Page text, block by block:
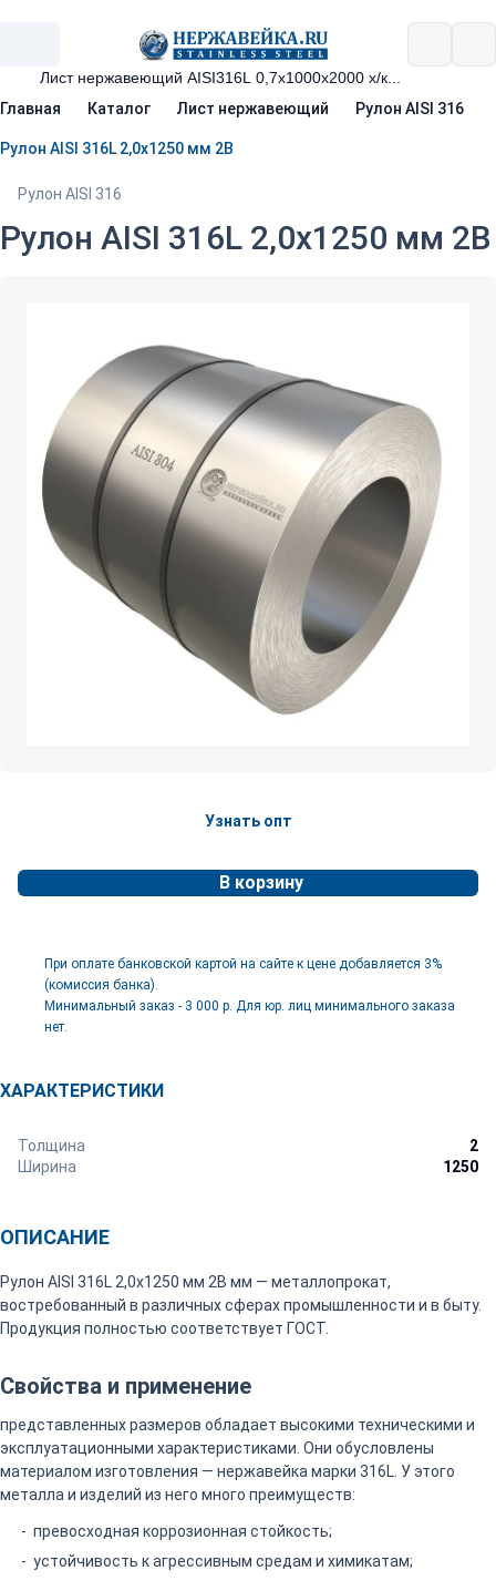
Главная Каталог Лист нержавеющий Рулон AISI 316
Рулон AISI 316L 2,0х1250 мм 2B
Рулон AISI 316
Рулон AISI 316L 2,0х1250 мм 2B
Узнать опт
В корзину
При оплате банковской картой на сайте к цене добавляется 3%
(комиссия банка).
Минимальный заказ - 3 000 р. Для юр. лиц минимального заказа
нет.
ХАРАКТЕРИСТИКИ
Толщина
2
Ширина
1250
ОПИСАНИЕ
Рулон AISI 316L 2,0х1250 мм 2B мм — металлопрокат,
востребованный в различных сферах промышленности и в быту.
Продукция полностью соответствует ГОСТ.
Свойства и применение
представленных размеров обладает высокими техническими и
эксплуатационными характеристиками. Они обусловлены
материалом изготовления — нержавейка марки 316L. У этого
металла и изделий из него много преимуществ:
превосходная коррозионная стойкость;
устойчивость к агрессивным средам и химикатам;